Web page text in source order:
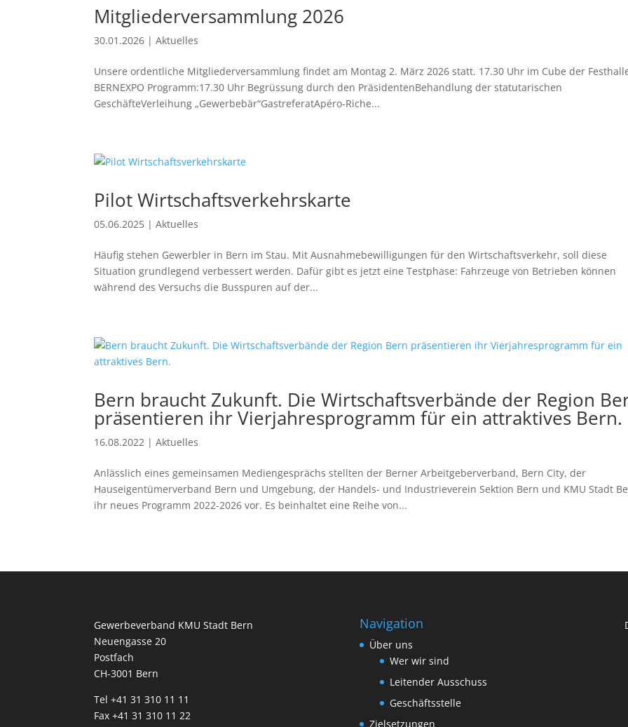
Mitgliederversammlung 2026
30.01.2026 |Aktuelles
Unsere ordentliche Mitgliederversammlung findet am Montag 2. März 2026 statt. 17.30 Uhr im Cube der
BERNEXPO Programm:17.30 Uhr Begrüssung durch den PräsidentenBehandlung der statutarischen
GeschäfteVerleihung „Gewerbebär“GastreferatApéro-Riche...
Pilot Wirtschaftsverkehrskarte
05.06.2025 |Aktuelles
Häufig stehen Gewerbler in Bern im Stau. Mit Ausnahmebewilligungen für den Wirtschaftsverkehr, soll diese
Situation grundlegend verbessert werden. Dafür gibt es jetzt eine Testphase: Fahrzeuge von Betrieben können
während des Versuchs die Busspuren auf der...
Bern braucht Zukunft. Die Wirtschaftsverbände der Region
präsentieren ihr Vierjahresprogramm für ein attraktives Bern.
16.08.2022 |Aktuelles
Anlässlich eines gemeinsamen Mediengesprächs stellten der Berner Arbeitgeberverband, Bern City, der
Hauseigentümerverband Bern und Umgebung, der Handels- und Industrieverein Sektion Bern und KMU Stadt
ihr neues Programm 2022-2026 vor. Es beinhaltet eine Reihe von...
Gewerbeverband KMU Stadt Bern
Neuengasse 20
Postfach
CH-3001 Bern
Tel +41 31 310 11 11
Fax +41 31 310 11 22
Navigation
Über uns
Wer wir sind
Leitender Ausschuss
Geschäftsstelle
Zielsetzungen